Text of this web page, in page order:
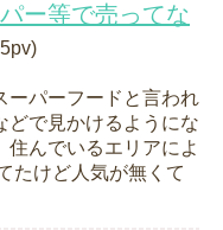
ー等で売ってな
ーパーフードと言われ
どで見かけるようにな
住んでいるエリアによ
たけど人気が無くて